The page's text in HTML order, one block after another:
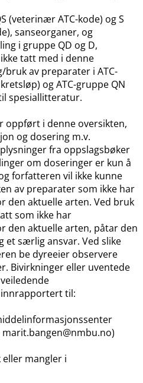
(veterinær ATC-kode) og S
sanseorganer, og
i gruppe QD og D,
tatt med i denne
av preparater i ATC-
og ATC-gruppe QN
spesiallitteratur.
oppført i denne oversikten,
og dosering m.v.
fra oppslagsbøker
om doseringer er kun å
forfatteren vil ikke kunne
av preparater som ikke har
den aktuelle arten. Ved bruk
som ikke har
den aktuelle arten, påtar den
særlig ansvar. Ved slike
be dyreeier observere
Bivirkninger eller uventede
innrapportert til:
mangler i